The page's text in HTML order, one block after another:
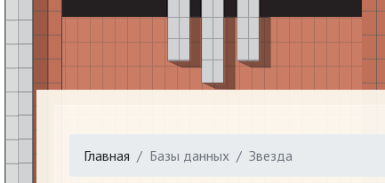
Главная Базы данных Звезда